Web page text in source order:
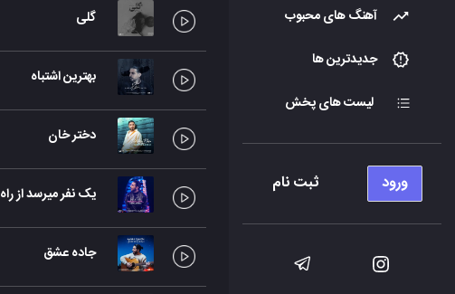
آهنگ های محبوب
جدیدترین ها
لیست های پخش
ورود ثبت نام
گلی
بهترین اشتباه
دختر خان
یک نفر میرسد از راه
جاده عشق